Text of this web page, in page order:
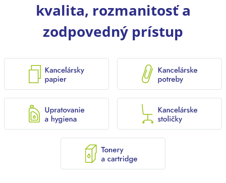
kvalita, rozmanitosť a
zodpovedný prístup